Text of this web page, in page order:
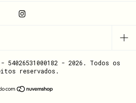
- 2026. Todos os
reservados.